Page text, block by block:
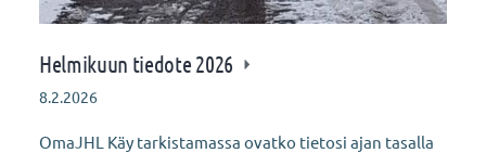
Helmikuun tiedote 2026
8.2.2026
OmaJHL Käy tarkistamassa ovatko tietosi ajan tasalla